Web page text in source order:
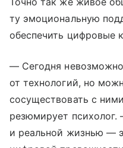
ту эмоциональную
обеспечить цифровые
— Сегодня
от технологий, но
сосуществовать с
резюмирует
и реальной жизнью —